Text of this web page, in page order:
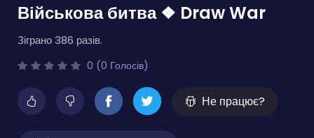
Військова битва ❖ Draw War
Зіграно 386 разів.
0 (0 Голосів)
Не працює?